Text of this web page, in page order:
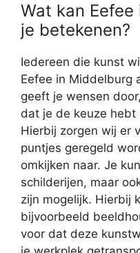
Wat kan
je betekenen?
Iedereen die kunst
Eefee in Middelburg
geeft je wensen
dat je de keuze hebt
Hierbij zorgen wij er
puntjes geregeld
omkijken naar. Je
schilderijen, maar
zijn mogelijk. Hierbij
bijvoorbeeld
voor dat deze